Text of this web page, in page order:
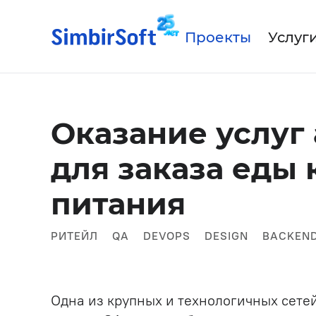
Проекты
Аутстаффинг IT-
IT-продукт под ключ
Разработка мобильных
Для
Для
Оказание
для заказа еды
питания
РИТЕЙЛ QA DEVOPS DESIGN
Одна из крупных и технологичных